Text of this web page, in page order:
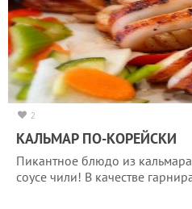
2
КАЛЬМАР ПО-КОРЕЙСКИ
Пикантное блюдо из
соусе чили! В качестве